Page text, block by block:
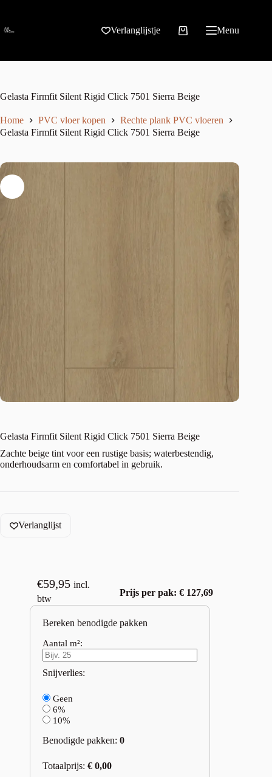
Verlanglijstje Menu
Gelasta Firmfit Silent Rigid Click 7501 Sierra Beige
Home PVC vloer kopen
Rechte plank PVC vloeren
Gelasta Firmfit Silent Rigid Click 7501 Sierra Beige
Gelasta Firmfit Silent Rigid Click 7501 Sierra Beige
Zachte beige tint voor een rustige basis; waterbestendig,
onderhoudsarm en comfortabel in gebruik.
Verlanglijst
€59,95 incl.
btw
Prijs per pak: € 127,69
Bereken benodigde pakken
Aantal m²:
Snijverlies:
Geen
6%
10%
Benodigde pakken: 0
Totaalprijs: € 0,00